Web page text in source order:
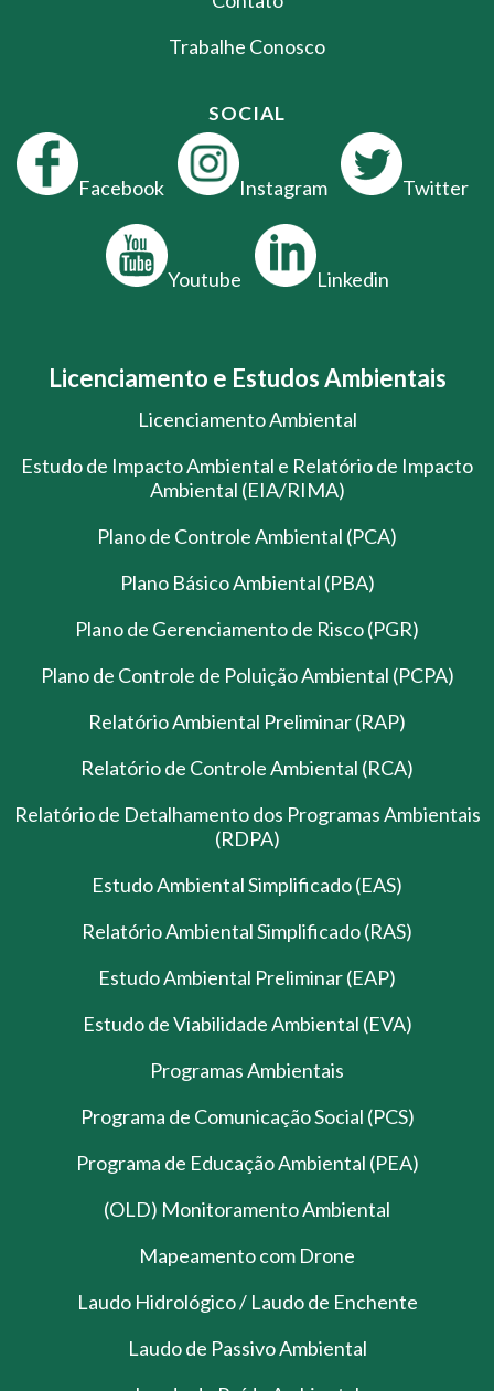
Trabalhe Conosco
SOCIAL
Facebook Instagram Twitter
Youtube Linkedin
Licenciamento e Estudos Ambientais
Licenciamento Ambiental
Estudo de Impacto Ambiental e Relatório de Impacto
Ambiental (EIA/RIMA)
Plano de Controle Ambiental (PCA)
Plano Básico Ambiental (PBA)
Plano de Gerenciamento de Risco (PGR)
Plano de Controle de Poluição Ambiental (PCPA)
Relatório Ambiental Preliminar (RAP)
Relatório de Controle Ambiental (RCA)
Relatório de Detalhamento dos Programas Ambientais
(RDPA)
Estudo Ambiental Simplificado (EAS)
Relatório Ambiental Simplificado (RAS)
Estudo Ambiental Preliminar (EAP)
Estudo de Viabilidade Ambiental (EVA)
Programas Ambientais
Programa de Comunicação Social (PCS)
Programa de Educação Ambiental (PEA)
(OLD) Monitoramento Ambiental
Mapeamento com Drone
Laudo Hidrológico / Laudo de Enchente
Laudo de Passivo Ambiental